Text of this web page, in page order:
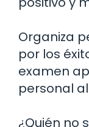
Organiza
por los
examen
personal
¿Quién no